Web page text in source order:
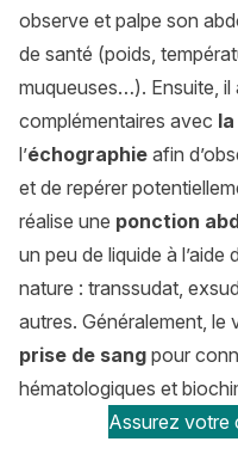
observe et palpe son
de santé (poids,
muqueuses…). Ensuite, il
complémentaires avec
l’échographie afin
et de repérer
réalise une ponction
un peu de liquide à l’aide
nature : transsudat,
autres. Généralement, le
prise de sang pour
hématologiques et
Assurez votre